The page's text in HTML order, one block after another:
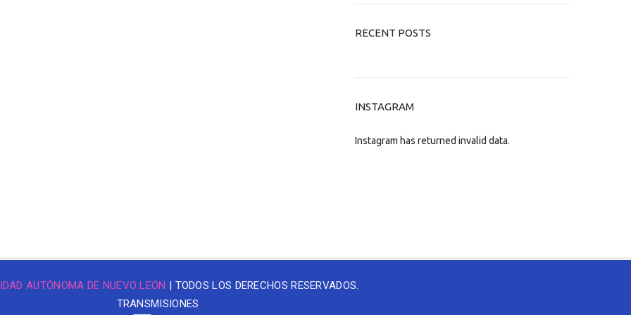
RECENT POSTS
INSTAGRAM
Instagram has returned invalid data.
AUTÓNOMA DE NUEVO LEÓN | TODOS LOS DERECHOS RESERVADOS.
TRANSMISIONES